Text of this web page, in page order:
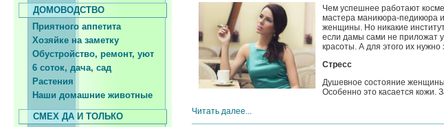
ДОМОВОДСТВО
Приятного аппетита
Хозяйке на заметку
Обустройство, ремонт, уют
6 соток, дача, сад
Растения
Наши домашние животные
СМЕХ ДА И ТОЛЬКО
Чем успешнее работают
мастера маникюра-педикюра
женщины. Но никакие
если дамы сами не приложат
красоты. А для этого их нужно
Стресс
Душевное состояние
Особенно это касается кожи.
Читать далее...